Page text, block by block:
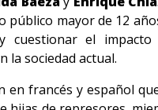
público mayor de 12
cuestionar el
la sociedad actual.
en francés y español